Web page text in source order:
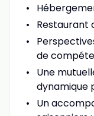
Restaurant
de
Une
dynamique
Un